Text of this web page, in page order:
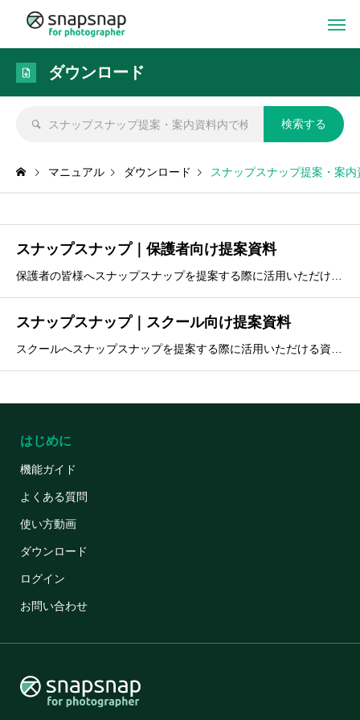
ダウンロード
マニュアル ダウンロード スナップスナップ提案・案内
スナップスナップ｜保護者向け提案資料
スナップスナップ｜スクール向け提案資料
はじめに
機能ガイド
よくある質問
使い方動画
ダウンロード
ログイン
お問い合わせ